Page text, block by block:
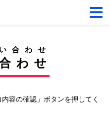
合わせ
わせ
容の確認」ボタンを押してく